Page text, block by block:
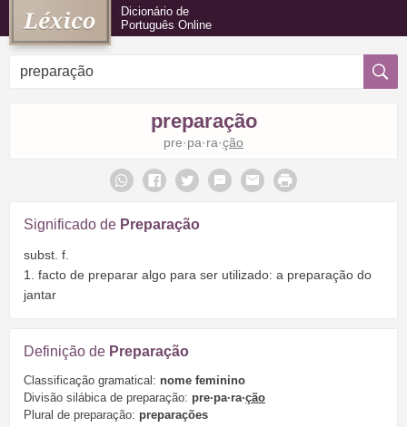
Dicionário de
Português Online
preparação
pre·pa·ra·ção
Significado de Preparação
subst. f.
1. facto de preparar algo para ser utilizado: a preparação do
jantar
Definição de Preparação
Classificação gramatical: nome feminino
Divisão silábica de preparação: pre·pa·ra·ção
Plural de preparação: preparações